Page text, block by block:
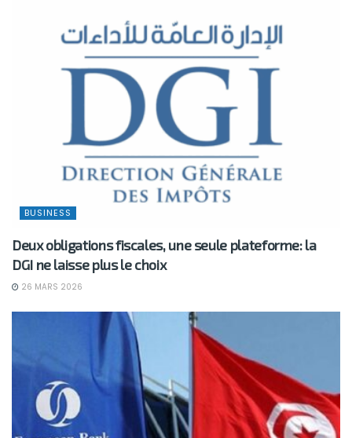
BUSINESS
Deux obligations fiscales, une seule plateforme: la
DGI ne laisse plus le choix
26 MARS 2026